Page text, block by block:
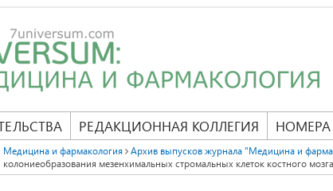
РЕДАКЦИОННАЯ КОЛЛЕГИЯ
Медицина и фармакология Архив выпусков журнала "Медицина и
колониеобразования мезенхимальных стромальных клеток костного